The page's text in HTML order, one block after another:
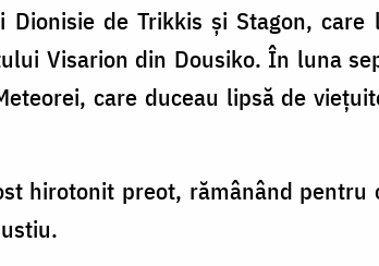
de Trikkis şi Stagon,
Visarion din Dousiko. În luna
care duceau lipsă de
hirotonit preot, rămânând pentru